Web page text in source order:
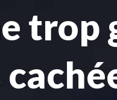
trop